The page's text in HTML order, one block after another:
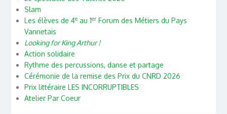
Slam
Les élèves de 4eau 1erForum des Métiers du Pays
Vannetais
Looking for King Arthur !
Action solidaire
Rythme des percussions, danse et partage
Cérémonie de la remise des Prix du CNRD 2026
Prix littéraire LES INCORRUPTIBLES
Atelier Par Coeur